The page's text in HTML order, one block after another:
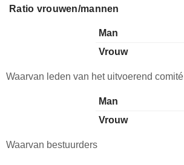
Ratio vrouwen/mannen
Man
Vrouw
Waarvan leden van het uitvoerend comité
Man
Vrouw
Waarvan bestuurders